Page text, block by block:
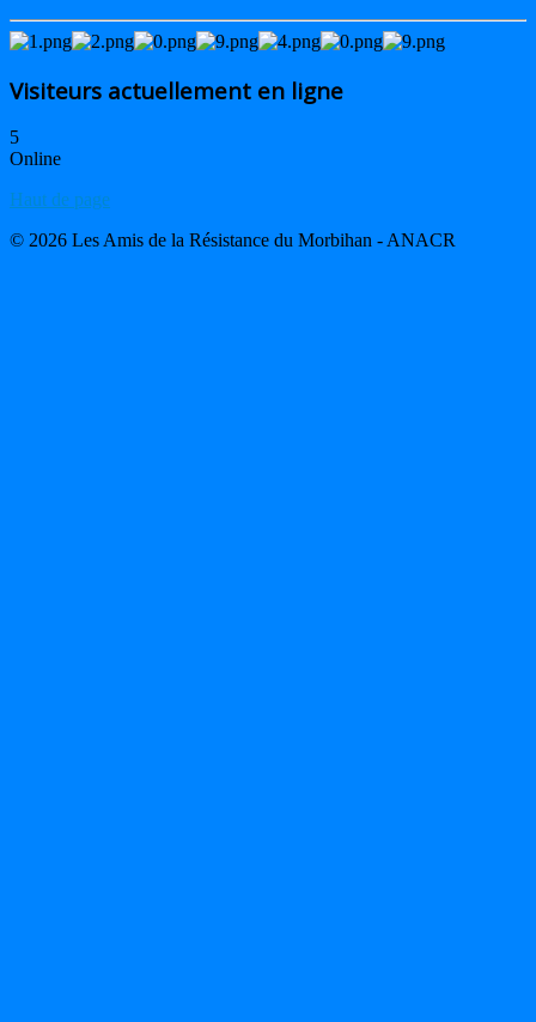
Visiteurs actuellement en ligne
5
Online
Haut de page
© 2026 Les Amis de la Résistance du Morbihan - ANACR